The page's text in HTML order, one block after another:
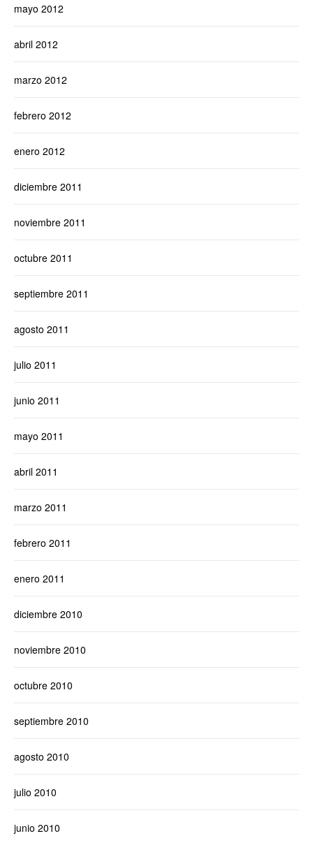
mayo 2012
abril 2012
marzo 2012
febrero 2012
enero 2012
diciembre 2011
noviembre 2011
octubre 2011
septiembre 2011
agosto 2011
julio 2011
junio 2011
mayo 2011
abril 2011
marzo 2011
febrero 2011
enero 2011
diciembre 2010
noviembre 2010
octubre 2010
septiembre 2010
agosto 2010
julio 2010
junio 2010